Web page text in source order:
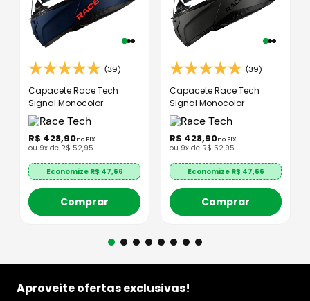
(39)
Capacete Race Tech
Signal Monocolor
R$ 428,90no PIX
ou 9x de R$ 52,95
Economize R$ 47,66
Comprar
(39)
Capacete Race Tech
Signal Monocolor
R$ 428,90no PIX
ou 9x de R$ 52,95
Economize R$ 47,66
Comprar
Aproveite ofertas exclusivas!